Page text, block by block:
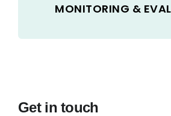
MONITORING &
Get in touch